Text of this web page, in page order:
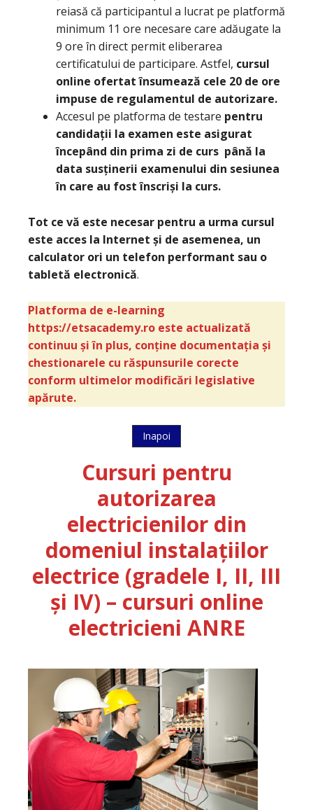
reiasă că participantul a lucrat pe platformă
minimum 11 ore necesare care adăugate la
9 ore în direct permit eliberarea
certificatului de participare. Astfel, cursul
online ofertat însumează cele 20 de ore
impuse de regulamentul de autorizare.
Accesul pe platforma de testare pentru
candidații la examen este asigurat
începând din prima zi de curs până la
data susținerii examenului din sesiunea
în care au fost înscriși la curs.
Tot ce vă este necesar pentru a urma cursul
este acces la Internet și de asemenea, un
calculator ori un telefon performant sau o
tabletă electronică.
Platforma de e-learning
https://etsacademy.ro este actualizată
continuu și în plus, conține documentația și
chestionarele cu răspunsurile corecte
conform ultimelor modificări legislative
apărute.
Inapoi
Cursuri pentru
autorizarea
electricienilor din
domeniul instalațiilor
electrice (gradele I, II, III
și IV) – cursuri online
electricieni ANRE